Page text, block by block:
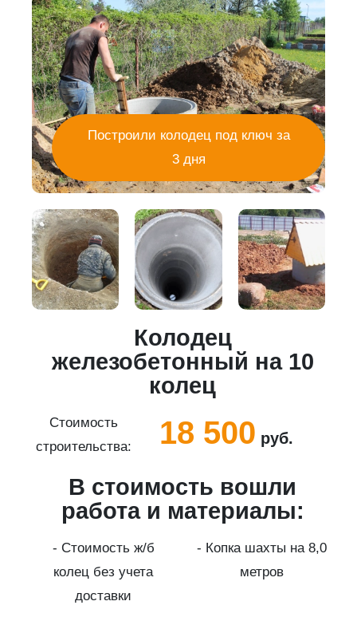
Построили колодец под ключ за
3 дня
Колодец
железобетонный на 10
колец
Стоимость
строительства:
18 500 руб.
В стоимость вошли
работа и материалы:
- Стоимость ж/б
колец без учета
доставки
- Копка шахты на 8,0
метров